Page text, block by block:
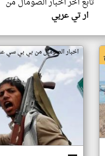
ار تي عربي
اخبار الصومال من بي بي سي